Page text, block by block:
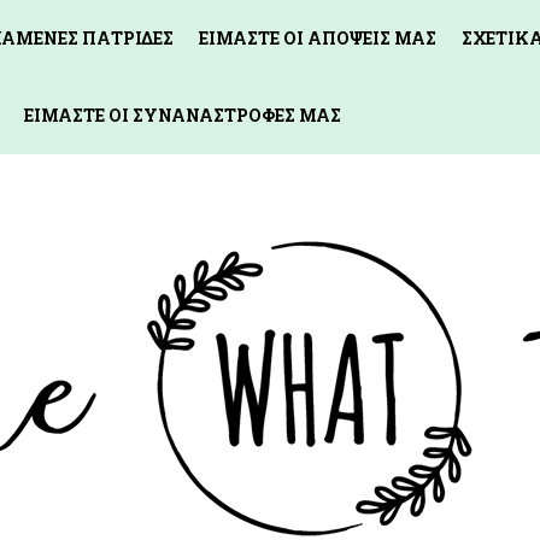
ΠΑΤΡΙΔΕΣ ΕΙΜΑΣΤΕ ΟΙ ΑΠΟΨΕΙΣ ΜΑΣ
ΕΙΜΑΣΤΕ ΟΙ ΣΥΝΑΝΑΣΤΡΟΦΕΣ ΜΑΣ